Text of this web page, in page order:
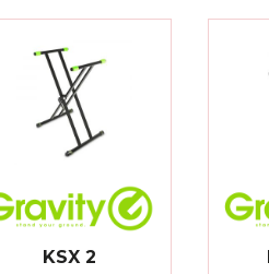
KSX 2